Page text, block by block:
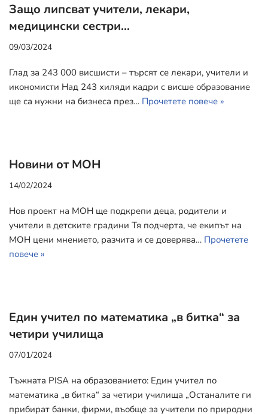
Защо липсват учители, лекари,
медицински сестри…
09/03/2024
Глад за 243 000 висшисти – търсят се лекари, учители и
икономисти Над 243 хиляди кадри с висше образование
ще са нужни на бизнеса през… Прочетете повече »
Новини от МОН
14/02/2024
Нов проект на МОН ще подкрепи деца, родители и
учители в детските градини Тя подчерта, че екипът на
МОН цени мнението, разчита и се доверява… Прочетете
повече »
Един учител по математика „в битка“ за
четири училища
07/01/2024
Тъжната PISA на образованието: Един учител по
математика „в битка“ за четири училища „Останалите ги
прибират банки, фирми, въобще за учители по природни